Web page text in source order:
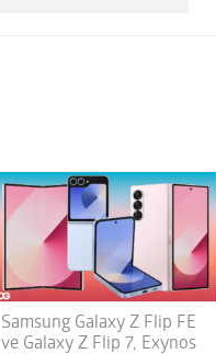
Samsung Galaxy Z Flip FE
ve Galaxy Z Flip 7, Exynos